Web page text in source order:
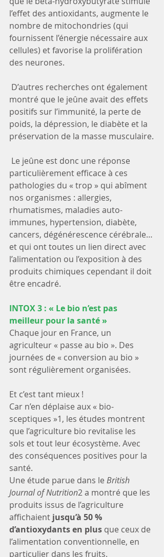
l’effet des antioxidants, augmente le
nombre de mitochondries (qui
fournissent l’énergie nécessaire aux
cellules) et favorise la prolifération
des neurones.
montré que le jeûne avait des effets
positifs sur l’immunité, la perte de
poids, la dépression, le diabète et la
préservation de la masse musculaire.
particulièrement efficace à ces
pathologies du « trop » qui abîment
nos organismes : allergies,
rhumatismes, maladies auto-
immunes, hypertension, diabète,
cancers, dégénérescence cérébrale…
et qui ont toutes un lien direct avec
l’alimentation ou l’exposition à des
produits chimiques cependant il doit
être encadré.
INTOX 3 : « Le bio n’est pas
meilleur pour la santé »
Chaque jour en France, un
agriculteur « passe au bio ». Des
journées de « conversion au bio »
sont régulièrement organisées.
Et c’est tant mieux !
Car n’en déplaise aux « bio-
sceptiques »1, les études montrent
que l’agriculture bio revitalise les
sols et tout leur écosystème. Avec
des conséquences positives pour la
santé.
Une étude parue dans le British
Journal of Nutrition2 a montré que les
produits issus de l’agriculture
affichaient jusqu’à 50 %
d’antioxydants en plus que ceux de
l’alimentation conventionnelle, en
particulier dans les fruits.